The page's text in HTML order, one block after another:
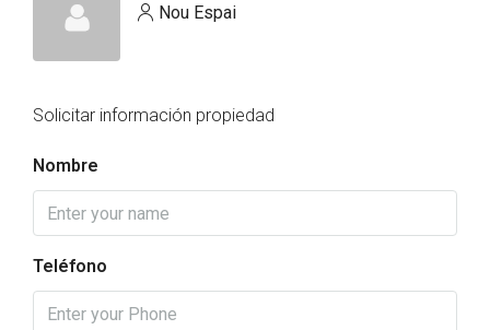
Nou Espai
Solicitar información propiedad
Nombre
Teléfono